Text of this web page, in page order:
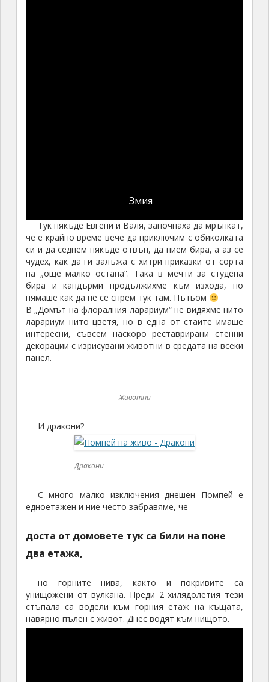
Змия
Тук някъде Евгени и Валя, започнаха да мрънкат,
че е крайно време вече да приключим с обиколката
си и да седнем някъде отвън, да пием бира, а аз се
чудех, как да ги залъжа с хитри приказки от сорта
на „още малко остана“. Така в мечти за студена
бира и кандърми продължихме към изхода, но
нямаше как да не се спрем тук там. Пътьом
В „Домът на флоралния ларариум“ не видяхме нито
ларариум нито цветя, но в една от стаите имаше
интересни, съвсем наскоро реставрирани стенни
декорации с изрисувани животни в средата на всеки
панел.
Животни
И дракони?
Дракони
С много малко изключения днешен Помпей е
едноетажен и ние често забравяме, че
доста от домовете тук са били на поне
два етажа,
но горните нива, както и покривите са
унищожени от вулкана. Преди 2 хилядолетия тези
стъпала са водели към горния етаж на къщата,
навярно пълен с живот. Днес водят към нищото.